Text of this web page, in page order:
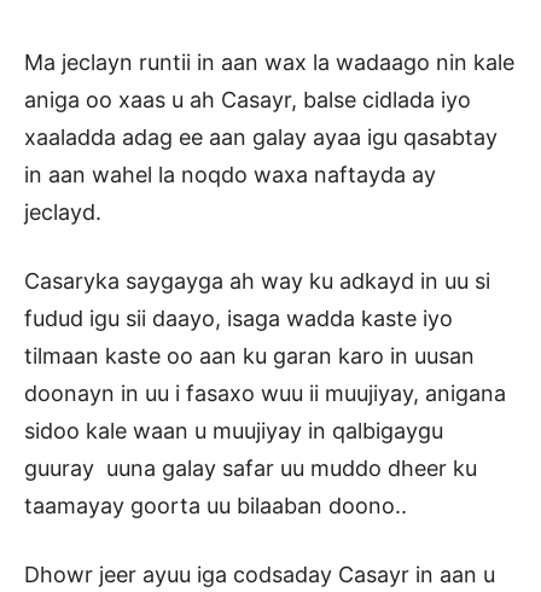
Ma jeclayn runtii in aan wax la wadaago nin kale
aniga oo xaas u ah Casayr, balse cidlada iyo
xaaladda adag ee aan galay ayaa igu qasabtay
in aan wahel la noqdo waxa naftayda ay
jeclayd.
Casaryka saygayga ah way ku adkayd in uu si
fudud igu sii daayo, isaga wadda kaste iyo
tilmaan kaste oo aan ku garan karo in uusan
doonayn in uu i fasaxo wuu ii muujiyay, anigana
sidoo kale waan u muujiyay in qalbigaygu
guuray uuna galay safar uu muddo dheer ku
taamayay goorta uu bilaaban doono..
Dhowr jeer ayuu iga codsaday Casayr in aan u